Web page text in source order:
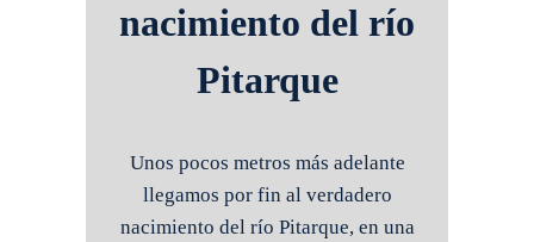
nacimiento del río
Pitarque
Unos pocos metros más adelante
llegamos por fin al verdadero
nacimiento del río Pitarque, en una